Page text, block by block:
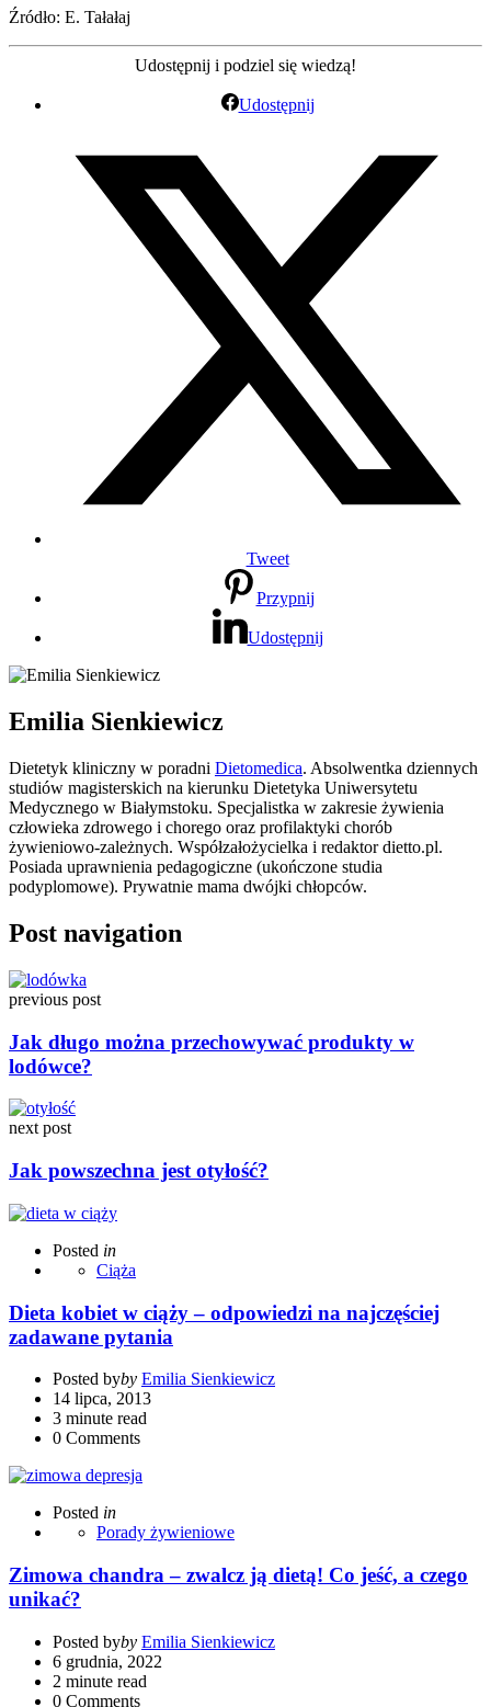
Źródło: E. Tałałaj
Udostępnij i podziel się wiedzą!
Udostępnij
Tweet
Przypnij
Udostępnij
Emilia Sienkiewicz
Dietetyk kliniczny w poradni Dietomedica. Absolwentka dziennych
studiów magisterskich na kierunku Dietetyka Uniwersytetu
Medycznego w Białymstoku. Specjalistka w zakresie żywienia
człowieka zdrowego i chorego oraz profilaktyki chorób
żywieniowo-zależnych. Współzałożycielka i redaktor dietto.pl.
Posiada uprawnienia pedagogiczne (ukończone studia
podyplomowe). Prywatnie mama dwójki chłopców.
Post navigation
previous post
Jak długo można przechowywać produkty w
lodówce?
next post
Jak powszechna jest otyłość?
Posted in
Ciąża
Dieta kobiet w ciąży – odpowiedzi na najczęściej
zadawane pytania
Posted byby Emilia Sienkiewicz
14 lipca, 2013
3 minute read
0 Comments
Posted in
Porady żywieniowe
Zimowa chandra – zwalcz ją dietą! Co jeść, a czego
unikać?
Posted byby Emilia Sienkiewicz
6 grudnia, 2022
2 minute read
0 Comments